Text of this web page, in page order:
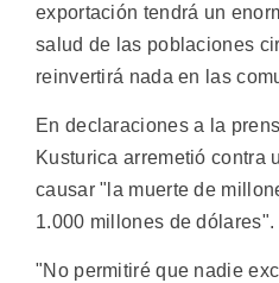
exportación tendrá un
salud de las poblaciones
reinvertirá nada en las
En declaraciones a la
Kusturica arremetió contra
causar "la muerte de
1.000 millones de dólares".
"No permitiré que nadie